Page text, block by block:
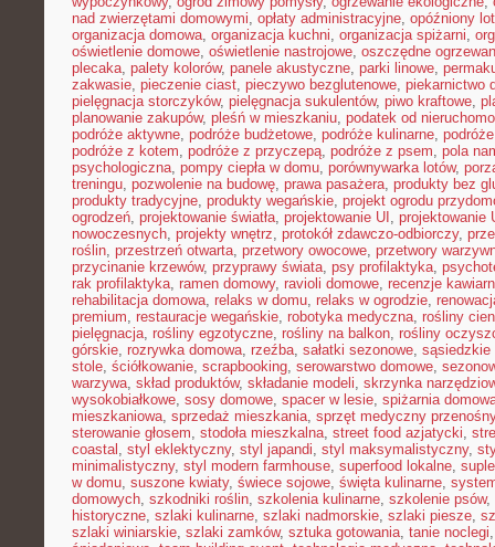
nad zwierzętami domowymi, opłaty administracyjne, opóźniony lot
organizacja domowa, organizacja kuchni, organizacja spiżarni,
oświetlenie domowe, oświetlenie nastrojowe, oszczędne
plecaka, palety kolorów, panele akustyczne, parki linowe,
zakwasie, pieczenie ciast, pieczywo bezglutenowe, piekarnictwo
pielęgnacja storczyków, pielęgnacja sukulentów, piwo kraftowe,
planowanie zakupów, pleśń w mieszkaniu, podatek od
podróże aktywne, podróże budżetowe, podróże kulinarne,
podróże z kotem, podróże z przyczepą, podróże z psem, pola
psychologiczna, pompy ciepła w domu, porównywarka lotów,
treningu, pozwolenie na budowę, prawa pasażera, produkty bez
produkty tradycyjne, produkty wegańskie, projekt ogrodu
ogrodzeń, projektowanie światła, projektowanie UI , projektowanie
nowoczesnych, projekty wnętrz, protokół zdawczo-odbiorczy,
roślin, przestrzeń otwarta, przetwory owocowe, przetwory
przycinanie krzewów, przyprawy świata, psy profilaktyka,
rak profilaktyka, ramen domowy, ravioli domowe, recenzje
rehabilitacja domowa, relaks w domu, relaks w ogrodzie,
premium, restauracje wegańskie, robotyka medyczna, rośliny
pielęgnacja, rośliny egzotyczne, rośliny na balkon, rośliny
górskie, rozrywka domowa, rzeźba, sałatki sezonowe, sąsiedzkie
stole, ściółkowanie, scrapbooking, serowarstwo domowe,
warzywa, skład produktów, składanie modeli, skrzynka
wysokobiałkowe, sosy domowe, spacer w lesie, spiżarnia
mieszkaniowa, sprzedaż mieszkania, sprzęt medyczny przenośny
sterowanie głosem, stodoła mieszkalna, street food azjatycki,
coastal , styl eklektyczny, styl japandi, styl maksymalistyczny,
minimalistyczny, styl modern farmhouse, superfood lokalne,
w domu, suszone kwiaty, świece sojowe, święta kulinarne,
domowych, szkodniki roślin, szkolenia kulinarne, szkolenie psów,
historyczne, szlaki kulinarne, szlaki nadmorskie, szlaki piesze,
szlaki winiarskie, szlaki zamków, sztuka gotowania, tanie noclegi